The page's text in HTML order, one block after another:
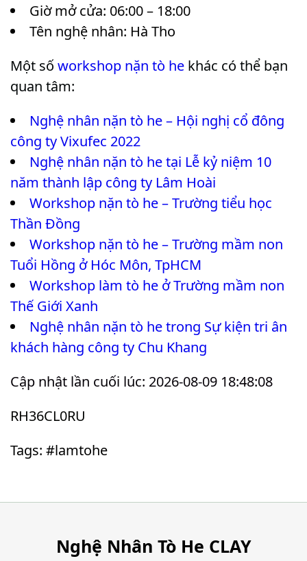
Giờ mở cửa: 06:00 – 18:00
Tên nghệ nhân: Hà Tho
Một sốworkshop nặn tò he khác có thể bạn
quan tâm:
Nghệ nhân nặn tò he – Hội nghị cổ đông
công ty Vixufec 2022
Nghệ nhân nặn tò he tại Lễ kỷ niệm 10
năm thành lập công ty Lâm Hoài
Workshop nặn tò he – Trường tiểu học
Thần Đồng
Workshop nặn tò he – Trường mầm non
Tuổi Hồng ở Hóc Môn, TpHCM
Workshop làm tò he ở Trường mầm non
Thế Giới Xanh
Nghệ nhân nặn tò he trong Sự kiện tri ân
khách hàng công ty Chu Khang
Cập nhật lần cuối lúc: 2026-08-09 18:48:08
RH36CL0RU
Tags: #lamtohe
Nghệ Nhân Tò He CLAY